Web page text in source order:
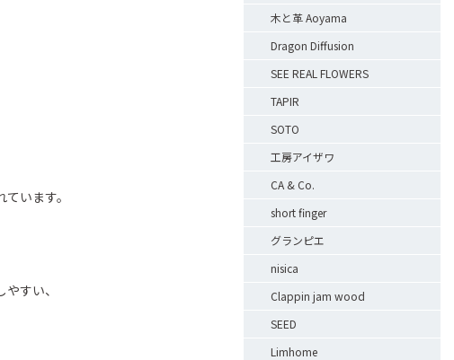
います。
すい、
木と革 Aoyama
Dragon Diffusion
SEE REAL FLOWERS
TAPIR
SOTO
工房アイザワ
CA & Co.
short finger
グランピエ
nisica
Clappin jam wood
SEED
Limhome